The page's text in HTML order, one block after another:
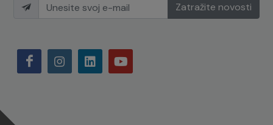
Zatražite novosti